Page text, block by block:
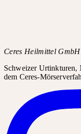
Ceres Heilmittel GmbH
Schweizer Urtinkturen,
dem Ceres-